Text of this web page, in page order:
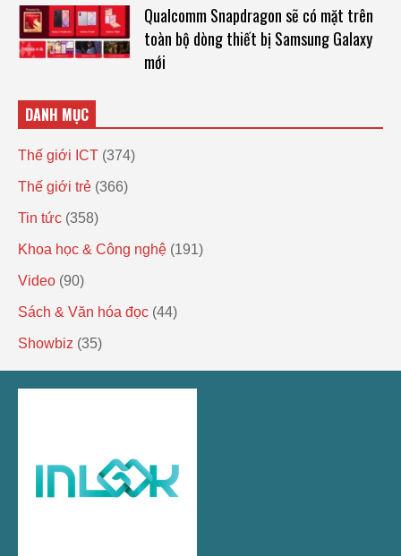
Qualcomm Snapdragon sẽ có mặt trên
toàn bộ dòng thiết bị Samsung Galaxy
mới
DANH MỤC
Thế giới ICT (374)
Thế giới trẻ (366)
Tin tức (358)
Khoa học & Công nghệ (191)
Video (90)
Sách & Văn hóa đọc (44)
Showbiz (35)